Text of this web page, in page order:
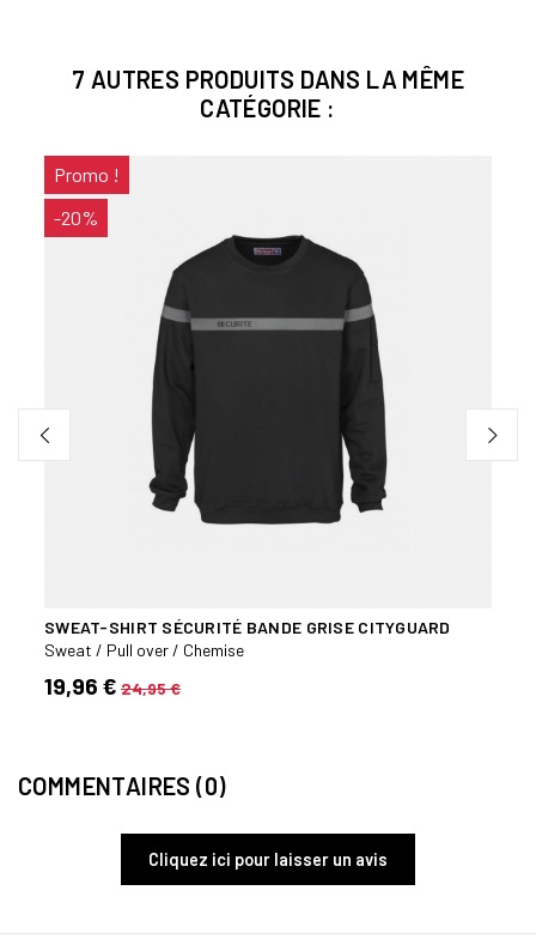
7 AUTRES PRODUITS DANS LA MÊME
CATÉGORIE :
Promo !
-20%
SWEAT-SHIRT SÉCURITÉ BANDE GRISE CITYGUARD
Sweat / Pull over / Chemise
19,96 € 24,95 €
COMMENTAIRES (0)
Cliquez ici pour laisser un avis